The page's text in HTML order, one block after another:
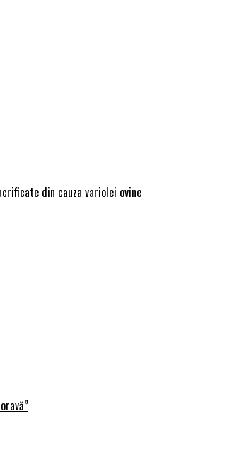
din cauza variolei ovine